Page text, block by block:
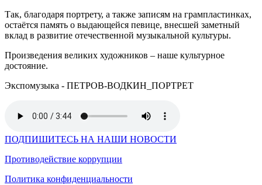
Так, благодаря портрету, а также записям на грампластинках,
остаётся память о выдающейся певице, внесшей заметный
вклад в развитие отечественной музыкальной культуры.
Произведения великих художников – наше культурное
достояние.
Экспомузыка - ПЕТРОВ-ВОДКИН_ПОРТРЕТ
ПОДПИШИТЕСЬ НА НАШИ НОВОСТИ
Противодействие коррупции
Политика конфиденциальности